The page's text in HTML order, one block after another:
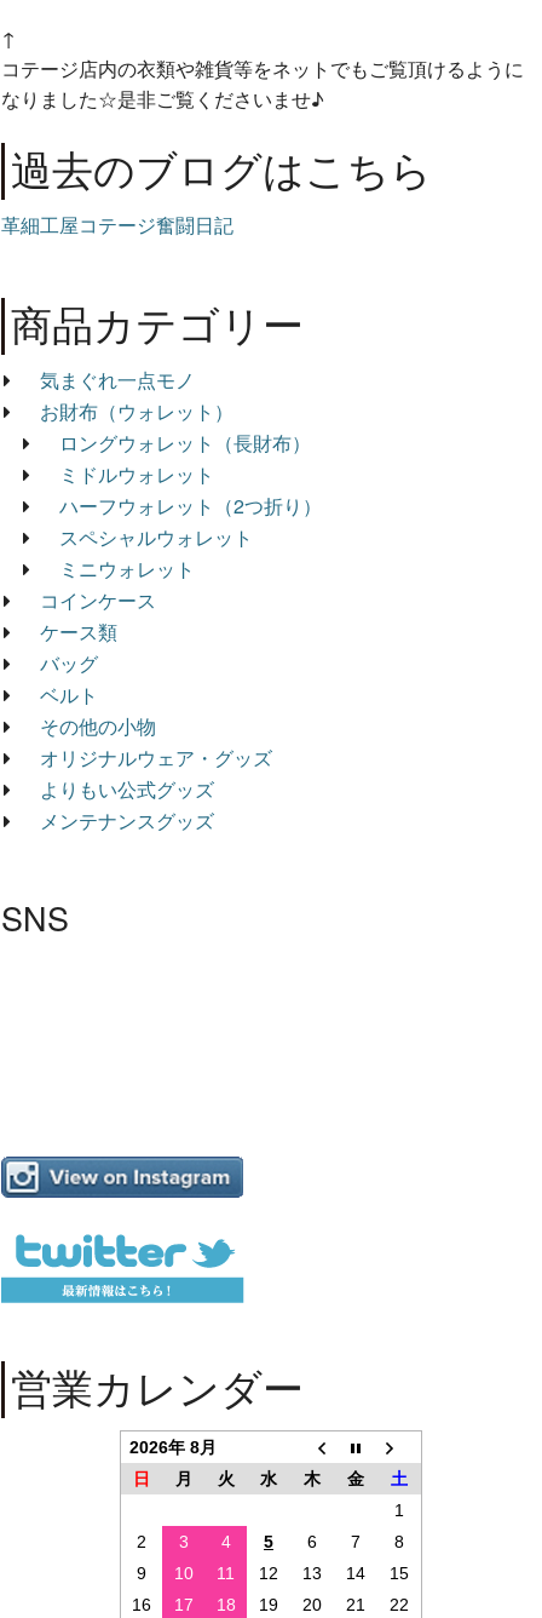
↑
コテージ店内の衣類や雑貨等をネットでもご覧頂けるように
なりました☆是非ご覧くださいませ♪
過去のブログはこちら
革細工屋コテージ奮闘日記
商品カテゴリー
気まぐれ一点モノ
お財布（ウォレット）
ロングウォレット（長財布）
ミドルウォレット
ハーフウォレット（2つ折り）
スペシャルウォレット
ミニウォレット
コインケース
ケース類
バッグ
ベルト
その他の小物
オリジナルウェア・グッズ
よりもい公式グッズ
メンテナンスグッズ
SNS
営業カレンダー
2026年 8月
日
月 火 水 木 金
土
1
2
3 4 5 6 7
8
9
10 11 12 13 14
15
16
17 18 19 20 21 22